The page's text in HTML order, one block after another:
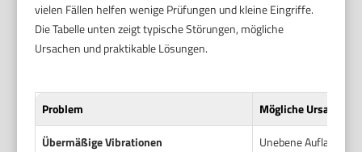
vielen Fällen helfen wenige Prüfungen und kleine Eingriffe.
Die Tabelle unten zeigt typische Störungen, mögliche
Ursachen und praktikable Lösungen.
Problem
Mögliche Ursache
Übermäßige Vibrationen
Unebene Auflage